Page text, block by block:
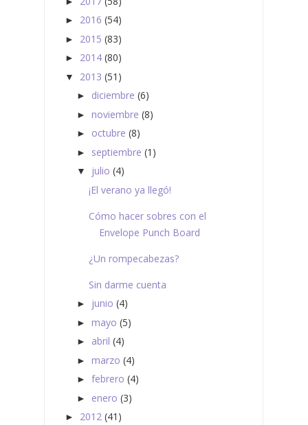
► 2016 (54)
► 2015 (83)
► 2014 (80)
▼ 2013 (51)
► diciembre (6)
► noviembre (8)
► octubre (8)
► septiembre (1)
▼ julio (4)
¡El verano ya llegó!
Cómo hacer sobres con el
Envelope Punch Board
¿Un rompecabezas?
Sin darme cuenta
► junio (4)
► mayo (5)
► abril (4)
► marzo (4)
► febrero (4)
► enero (3)
► 2012 (41)